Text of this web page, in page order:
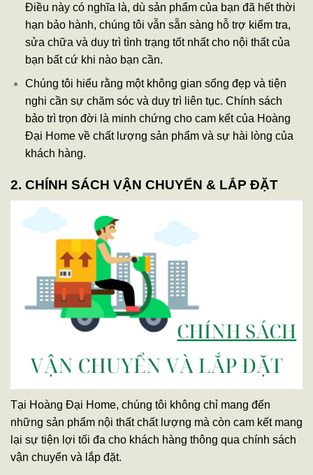
Điều này có nghĩa là, dù sản phẩm của bạn đã hết thời
hạn bảo hành, chúng tôi vẫn sẵn sàng hỗ trợ kiểm tra,
sửa chữa và duy trì tình trạng tốt nhất cho nội thất của
bạn bất cứ khi nào bạn cần.
Chúng tôi hiểu rằng một không gian sống đẹp và tiện
nghi cần sự chăm sóc và duy trì liên tục. Chính sách
bảo trì trọn đời là minh chứng cho cam kết của Hoàng
Đại Home về chất lượng sản phẩm và sự hài lòng của
khách hàng.
2. CHÍNH SÁCH VẬN CHUYỂN & LẮP ĐẶT
Tại Hoàng Đại Home, chúng tôi không chỉ mang đến
những sản phẩm nội thất chất lượng mà còn cam kết mang
lại sự tiện lợi tối đa cho khách hàng thông qua chính sách
vận chuyển và lắp đặt.